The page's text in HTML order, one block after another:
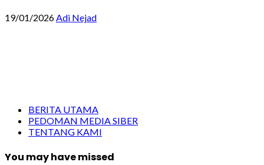
19/01/2026Adi Nejad
BERITA UTAMA
PEDOMAN MEDIA SIBER
TENTANG KAMI
You may have missed